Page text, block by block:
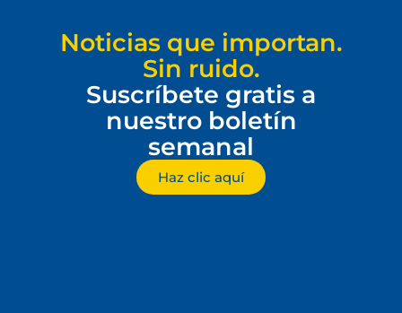
Noticias que importan.
Sin ruido.
Suscríbete gratis a
nuestro boletín
semanal
Haz clic aquí